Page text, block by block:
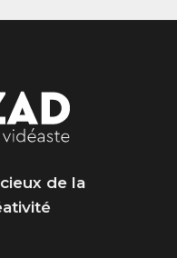
de la